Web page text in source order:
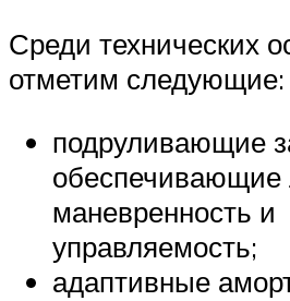
Среди технических
отметим следующие:
подруливающие
маневренность и
управляемость;
адаптивные